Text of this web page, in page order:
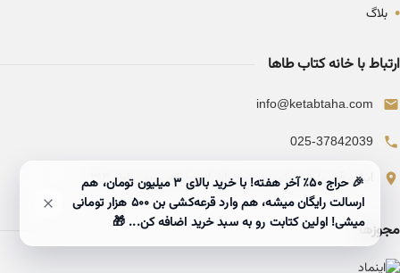
• بلاگ
ارتباط با خانه کتاب طاها
info@ketabtaha.com
025-37842039
ایران، قم، بلوار معلم، مجتمع ناشران، طبقه سوم، واحد ۳۱۴
مجوزها
🎉 حراج ۵۰٪ آخر هفته! با خرید بالای 3 میلیون تومان، هم
ارسالت رایگان میشه، هم وارد قرعه‌کشی بن ۵۰۰ هزار تومانی
میشی! اولین کتابت رو به سبد خرید اضافه کن... 🎁